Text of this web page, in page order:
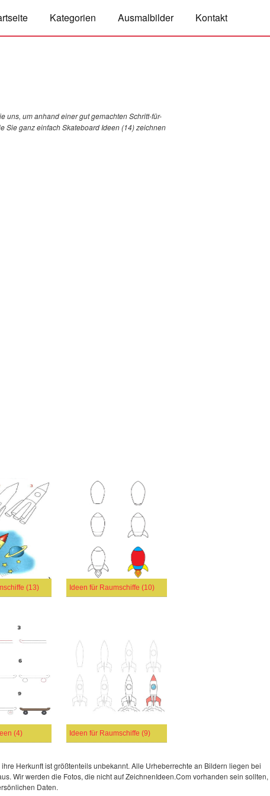
Kategorien Ausmalbilder Kontakt
uns, um anhand einer gut gemachten Schritt-für-
Sie ganz einfach Skateboard Ideen (14) zeichnen
(13) Ideen für Raumschiffe (10)
(4) Ideen für Raumschiffe (9)
Herkunft ist größtenteils unbekannt. Alle Urheberrechte an Bildern liegen bei
Wir werden die Fotos, die nicht auf ZeichnenIdeen.Com vorhanden sein sollten,
Daten.